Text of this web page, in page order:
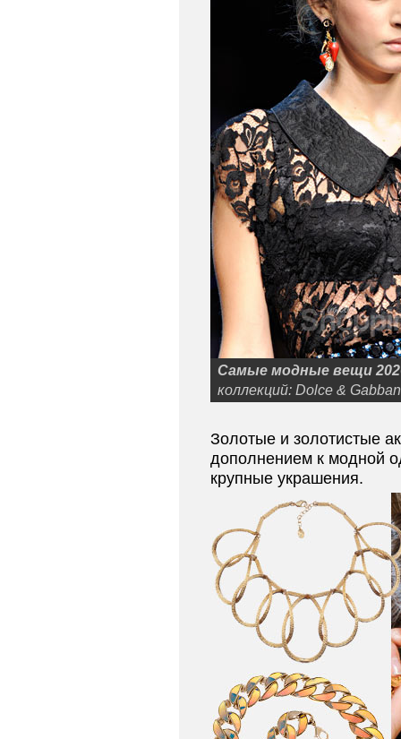
Самые модные вещи
коллекций: Dolce &
Золотые и золотистые
дополнением к модной
крупные украшения.